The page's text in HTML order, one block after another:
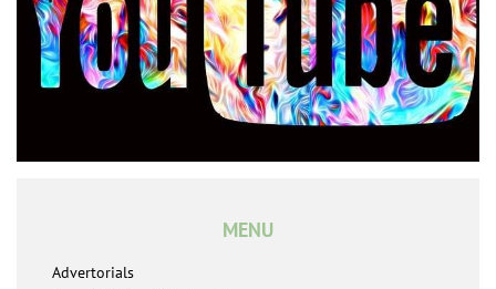
MENU
Advertorials